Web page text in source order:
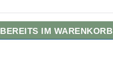
BEREITS IM WARENKORB